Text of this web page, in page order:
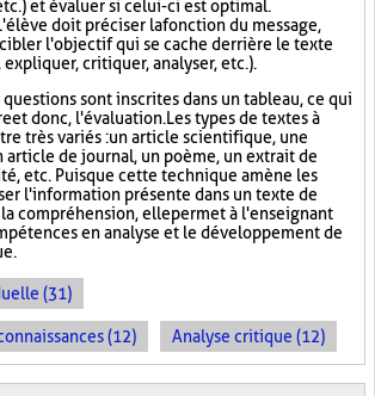
et évaluer si celui-ci est optimal.
doit préciser la fonction du message,
l'objectif qui se cache derrière le texte
critiquer, analyser, etc.).
questions sont inscrites dans un tableau, ce qui
et donc, l'évaluation. Les types de textes à
très variés : un article scientifique, une
article de journal, un poème, un extrait de
etc. Puisque cette technique amène les
l'information présente dans un texte de
compréhension, elle permet à l'enseignant
en analyse et le développement de
(31)
(12) Analyse critique (12)